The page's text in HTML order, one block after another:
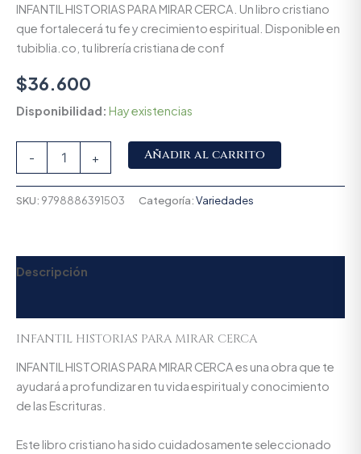
INFANTIL HISTORIAS PARA MIRAR CERCA. Un libro cristiano
que fortalecerá tu fe y crecimiento espiritual. Disponible en
tubiblia.co, tu librería cristiana de conf
$36.600
Disponibilidad: Hay existencias
- + Añadir al carrito
SKU: 9798886391503 Categoría:Variedades
Descripción
INFANTIL HISTORIAS PARA MIRAR CERCA
INFANTIL HISTORIAS PARA MIRAR CERCA es una obra que te
ayudará a profundizar en tu vida espiritual y conocimiento
de las Escrituras.
Este libro cristiano ha sido cuidadosamente seleccionado